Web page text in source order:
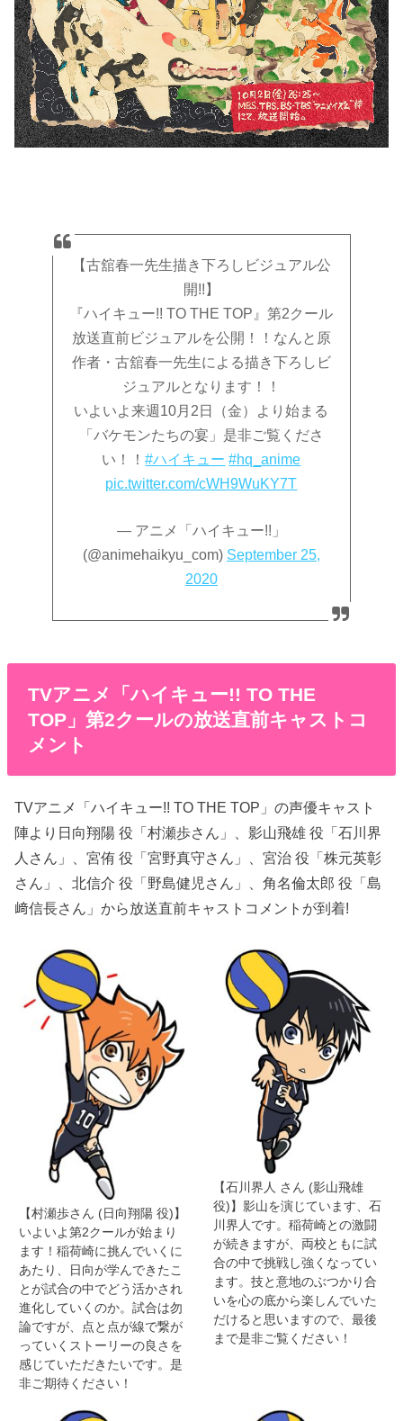
【古舘春一先生描き下ろしビジュアル公
開!!】
『ハイキュー!! TO THE TOP』第2クール
放送直前ビジュアルを公開！！なんと原
作者・古舘春一先生による描き下ろしビ
ジュアルとなります！！
いよいよ来週10月2日（金）より始まる
「バケモンたちの宴」是非ご覧くださ
い！！#ハイキュー #hq_anime
pic.twitter.com/cWH9WuKY7T
— アニメ「ハイキュー!!」
(@animehaikyu_com) September 25,
2020
TVアニメ「ハイキュー!! TO THE
TOP」第2クールの放送直前キャストコ
メント
TVアニメ「ハイキュー!! TO THE TOP」の声優キャスト
陣より日向翔陽 役「村瀬歩さん」、影山飛雄 役「石川界
人さん」、宮侑 役「宮野真守さん」、宮治 役「株元英彰
さん」、北信介 役「野島健児さん」、角名倫太郎 役「島
﨑信長さん」から放送直前キャストコメントが到着!
【村瀬歩さん (日向翔陽 役)】
いよいよ第2クールが始まり
ます！稲荷崎に挑んでいくに
あたり、日向が学んできたこ
とが試合の中でどう活かされ
進化していくのか。試合は勿
論ですが、点と点が線で繋が
っていくストーリーの良さを
感じていただきたいです。是
非ご期待ください！
【石川界人 さん (影山飛雄
役)】影山を演じています、石
川界人です。稲荷崎との激闘
が続きますが、両校ともに試
合の中で挑戦し強くなってい
ます。技と意地のぶつかり合
いを心の底から楽しんでいた
だけると思いますので、最後
まで是非ご覧ください！